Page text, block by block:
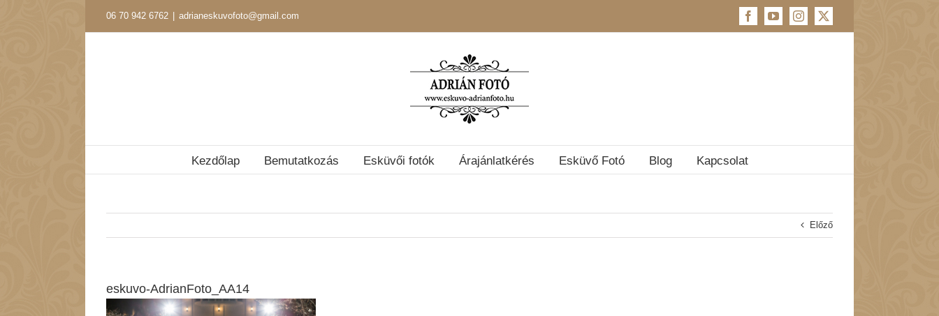
06 70 942 6762
adrianeskuvofoto@gmail.com FacebookYouTubeInstagram
X
Kezdőlap Bemutatkozás Esküvői fotók Árajánlatkérés Esküvő Fotó Blog Kapcsolat
Előző
eskuvo-AdrianFoto_AA14